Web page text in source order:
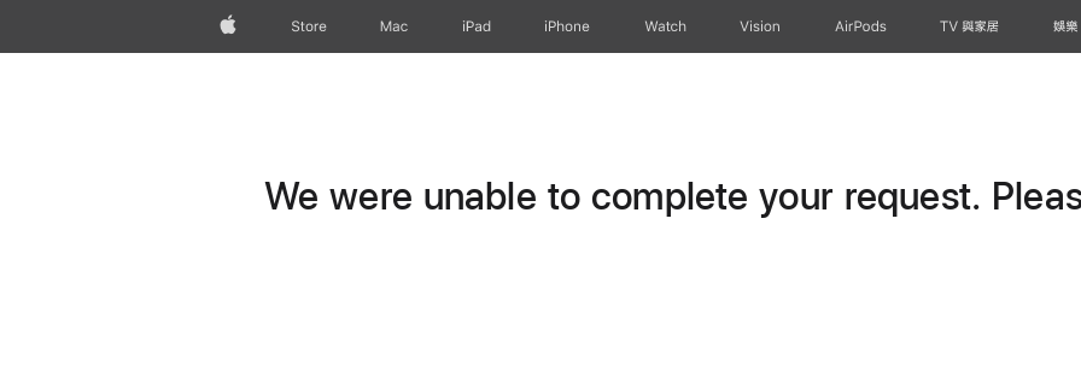
Apple Store Mac iPad iPhone Watch Vision AirPods TV 與家居 娛樂
We were unable to complete your request.